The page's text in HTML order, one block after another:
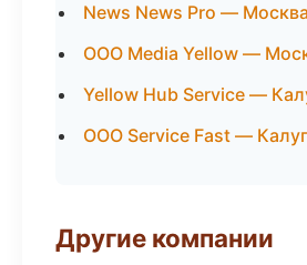
News News Pro — Москва
ООО Media Yellow —
Yellow Hub Service —
ООО Service Fast —
Другие компании